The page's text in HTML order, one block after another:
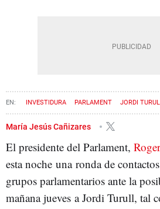
INVESTIDURA PARLAMENT JORDI
María Jesús Cañizares
El presidente del Parlament,
esta noche una ronda de
grupos parlamentarios ante la
mañana jueves a Jordi Turull, tal